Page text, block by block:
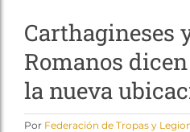
Carthagineses
Romanos dicen
la nueva
Por Federación de Tropas y